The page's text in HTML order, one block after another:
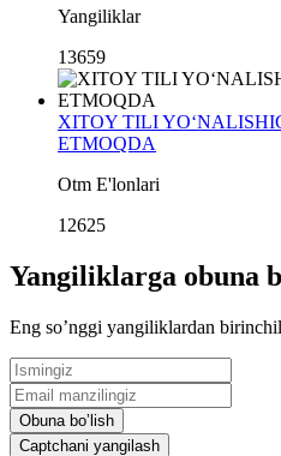
Yangiliklar
13659
XITOY TILI
ETMOQDA
Otm E'lonlari
12625
Yangiliklarga obuna
Eng soʼnggi yangiliklardan
Obuna boʼlish
Captchani yangilash